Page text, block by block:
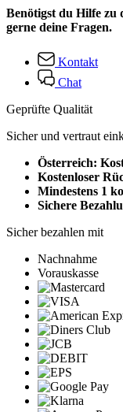
Benötigst du Hilfe zu
gerne deine Fragen.
Kontakt
Chat
Geprüfte Qualität
Sicher und vertraut
Österreich:
Kostenloser
Mindestens 1
Sichere
Sicher bezahlen mit
Nachnahme
Vorauskasse